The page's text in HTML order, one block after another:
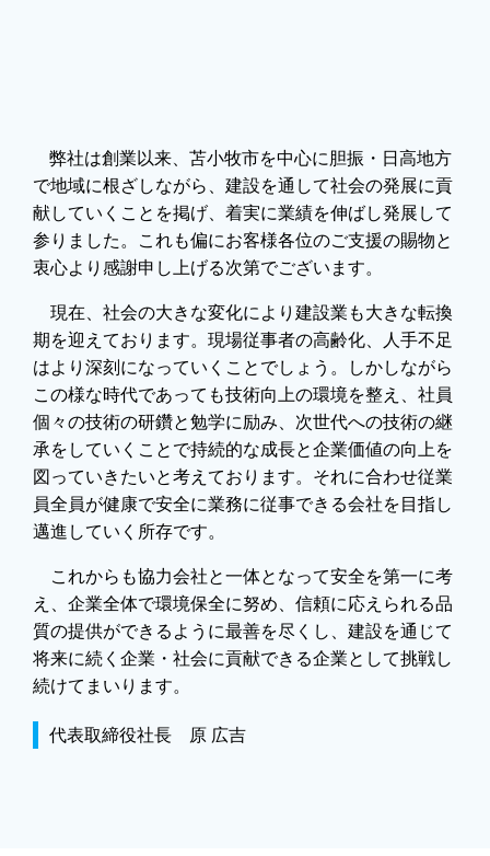
弊社は創業以来、苫小牧市を中心に胆振・日高地方
で地域に根ざしながら、建設を通して社会の発展に貢
献していくことを掲げ、着実に業績を伸ばし発展して
参りました。これも偏にお客様各位のご支援の賜物と
衷心より感謝申し上げる次第でございます。
現在、社会の大きな変化により建設業も大きな転換
期を迎えております。現場従事者の高齢化、人手不足
はより深刻になっていくことでしょう。しかしながら
この様な時代であっても技術向上の環境を整え、社員
個々の技術の研鑽と勉学に励み、次世代への技術の継
承をしていくことで持続的な成長と企業価値の向上を
図っていきたいと考えております。それに合わせ従業
員全員が健康で安全に業務に従事できる会社を目指し
邁進していく所存です。
これからも協力会社と一体となって安全を第一に考
え、企業全体で環境保全に努め、信頼に応えられる品
質の提供ができるように最善を尽くし、建設を通じて
将来に続く企業・社会に貢献できる企業として挑戦し
続けてまいります。
代表取締役社長 原 広吉